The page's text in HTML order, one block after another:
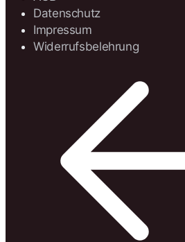
Datenschutz
Impressum
Widerrufsbelehrung